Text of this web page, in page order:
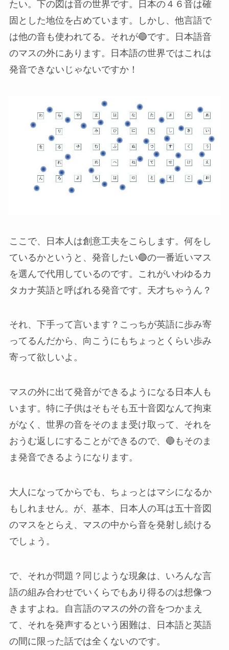
たい。下の図は音の世界です。日本の４６音は確
固とした地位を占めています。しかし、他言語で
は他の音も使われてる。それが🔵です。日本語音
のマスの外にあります。日本語の世界ではこれは
発音できないじゃないですか！
ここで、日本人は創意工夫をこらします。何をし
ているかというと、発音したい🔵の一番近いマス
を選んで代用しているのです。これがいわゆるカ
タカナ英語と呼ばれる発音です。天才ちゃうん？
それ、下手って言います？こっちが英語に歩み寄
ってるんだから、向こうにもちょっとくらい歩み
寄って欲しいよ。
マスの外に出て発音ができるようになる日本人も
います。特に子供はそもそも五十音図なんて拘束
がなく、世界の音をそのまま受け取って、それを
おうむ返しにすることができるので、🔵もそのま
ま発音できるようになります。
大人になってからでも、ちょっとはマシになるか
もしれません。が、基本、日本人の耳は五十音図
のマスをとらえ、マスの中から音を発射し続ける
でしょう。
で、それが問題？同じような現象は、いろんな言
語の組み合わせでいくらでもあり得るのは想像つ
きますよね。自言語のマスの外の音をつかまえ
て、それを発声するという困難は、日本語と英語
の間に限った話では全くないのです。